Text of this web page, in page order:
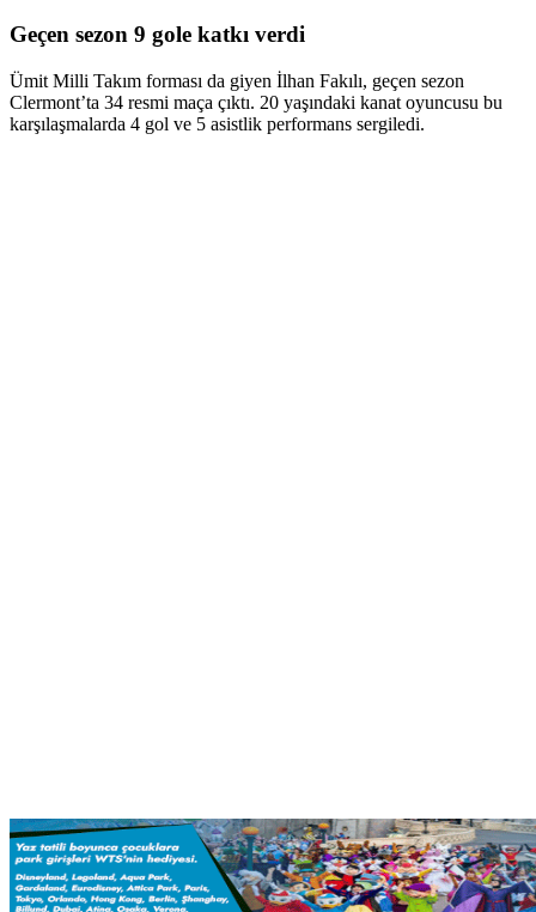
Geçen sezon 9 gole katkı verdi
Ümit Milli Takım forması da giyen İlhan Fakılı, geçen sezon
Clermont’ta 34 resmi maça çıktı. 20 yaşındaki kanat oyuncusu bu
karşılaşmalarda 4 gol ve 5 asistlik performans sergiledi.